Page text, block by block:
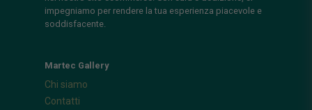
impegniamo per rendere la tua esperienza piacevole e
soddisfacente.
Martec Gallery
Chi siamo
Contatti